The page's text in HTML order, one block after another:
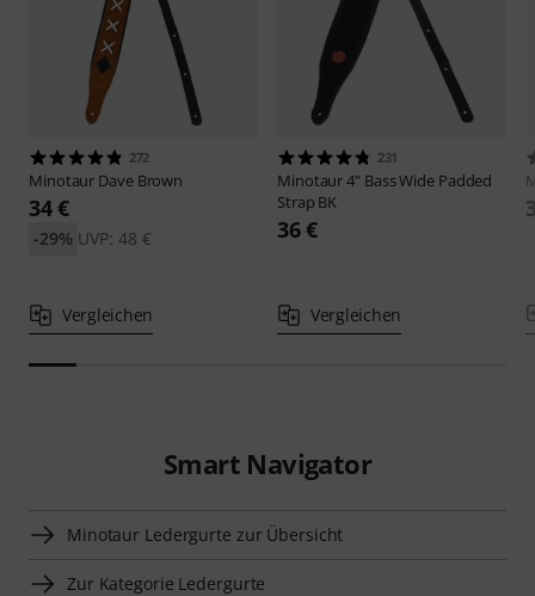
272
Minotaur Dave Brown
34 €
UVP: 48 €
-29%
Vergleichen
231
Minotaur4" Bass Wide Padded
Strap BK
36 €
Vergleichen
Smart Navigator
Minotaur Ledergurte zur Übersicht
Zur Kategorie Ledergurte